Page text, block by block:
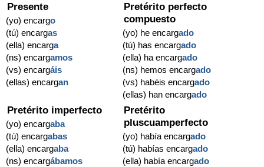
Presente
(yo) encargo
(tú) encargas
(ella) encarga
(ns) encargamos
(vs) encargáis
(ellas) encargan
Pretérito perfecto
compuesto
(yo) he encargado
(tú) has encargado
(ella) ha encargado
(ns) hemos encargado
(vs) habéis encargado
(ellas) han encargado
Pretérito imperfecto
(yo) encargaba
(tú) encargabas
(ella) encargaba
(ns) encargábamos
Pretérito
pluscuamperfecto
(yo) había encargado
(tú) habías encargado
(ella) había encargado